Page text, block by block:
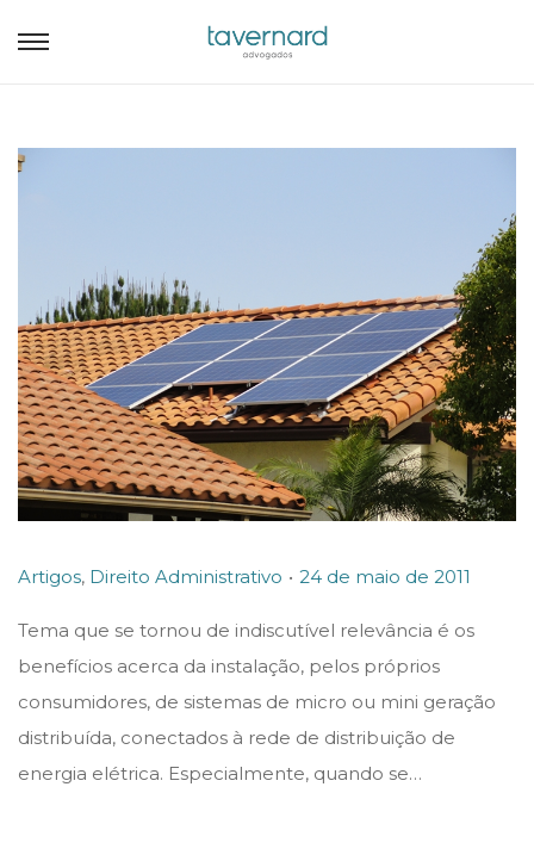
P
s
t
e
d
Artigos, Direito Administrativo . P
s
t
e
d
o
24 de maio de 2011
Tema que se tornou de indiscutível relevância é os
benefícios acerca da instalação, pelos próprios
consumidores, de sistemas de micro ou mini geração
distribuída, conectados à rede de distribuição de
energia elétrica. Especialmente, quando se…